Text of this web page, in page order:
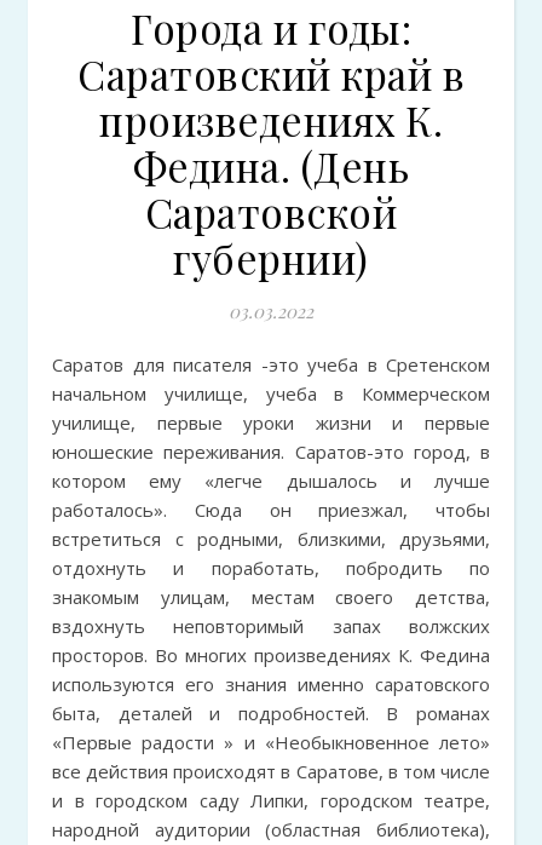
Города и годы:
Саратовский край в
произведениях К.
Федина. (День
Саратовской
губернии)
03.03.2022
Саратов для писателя -это учеба в Сретенском
начальном училище, учеба в Коммерческом
училище, первые уроки жизни и первые
юношеские переживания. Саратов-это город, в
котором ему «легче дышалось и лучше
работалось». Сюда он приезжал, чтобы
встретиться с родными, близкими, друзьями,
отдохнуть и поработать, побродить по
знакомым улицам, местам своего детства,
вздохнуть неповторимый запах волжских
просторов. Во многих произведениях К. Федина
используются его знания именно саратовского
быта, деталей и подробностей. В романах
«Первые радости » и «Необыкновенное лето»
все действия происходят в Саратове, в том числе
и в городском саду Липки, городском театре,
народной аудитории (областная библиотека),